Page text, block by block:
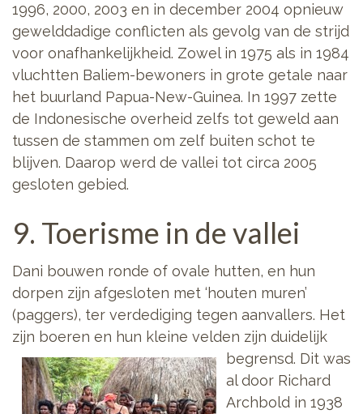
1996, 2000, 2003 en in december 2004 opnieuw
gewelddadige conflicten als gevolg van de strijd
voor onafhankelijkheid. Zowel in 1975 als in 1984
vluchtten Baliem-bewoners in grote getale naar
het buurland Papua-New-Guinea. In 1997 zette
de Indonesische overheid zelfs tot geweld aan
tussen de stammen om zelf buiten schot te
blijven. Daarop werd de vallei tot circa 2005
gesloten gebied.
9. Toerisme in de vallei
Dani bouwen ronde of ovale hutten, en hun
dorpen zijn afgesloten met ‘houten muren’
(paggers), ter verdediging tegen aanvallers. Het
zijn boeren en hun kleine velden zijn duidelijk
begrensd. Dit was
al door Richard
Archbold in 1938